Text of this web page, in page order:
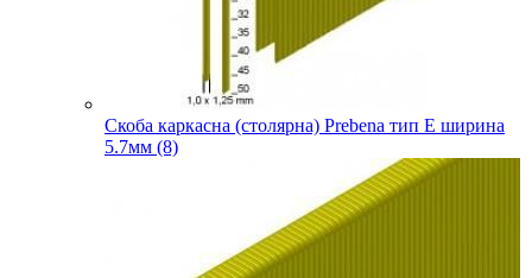
Скоба каркасна (столярна) Prebena тип E ширина
5.7мм (8)